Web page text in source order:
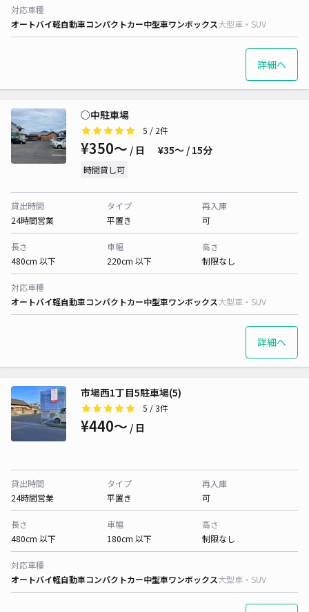
対応車種
オートバイ軽自動車コンパクトカー中型車ワンボックス大型車・SUV
詳細へ
○中駐車場
5 / 2件
¥350〜 / 日 ¥35〜 / 15分
時間貸し可
貸出時間
24時間営業
タイプ
平置き
再入庫
可
長さ
480cm 以下
車幅
220cm 以下
高さ
制限なし
対応車種
オートバイ軽自動車コンパクトカー中型車ワンボックス大型車・SUV
詳細へ
市場西1丁目5駐車場(5)
5 / 3件
¥440〜 / 日
貸出時間
24時間営業
タイプ
平置き
再入庫
可
長さ
480cm 以下
車幅
180cm 以下
高さ
制限なし
対応車種
オートバイ軽自動車コンパクトカー中型車ワンボックス大型車・SUV